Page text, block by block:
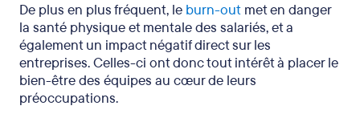
De plus en plus fréquent, le burn-out met en danger
la santé physique et mentale des salariés, et a
également un impact négatif direct sur les
entreprises. Celles-ci ont donc tout intérêt à placer le
bien-être des équipes au cœur de leurs
préoccupations.